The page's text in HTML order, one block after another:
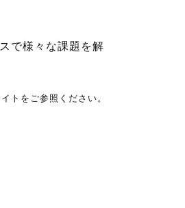
で様々な課題を解
トをご参照ください。